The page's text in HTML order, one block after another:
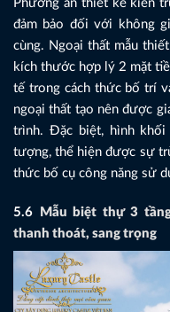
Phương án thiết kế kiến
đảm bảo đối với không
cùng. Ngoại thất mẫu
kích thước hợp lý 2 mặt
tế trong cách thức bố trí
ngoại thất tạo nên được
trình. Đặc biệt, hình khối
tượng, thể hiện được sự
thức bố cụ công năng sử
5.6
Mẫu biệt thự 3
thanh thoát, sang trọng